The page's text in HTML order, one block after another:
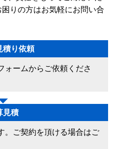
りの方はお気軽にお問い合
積り依頼
ォームからご依頼くださ
見積
。ご契約を頂ける場合はご